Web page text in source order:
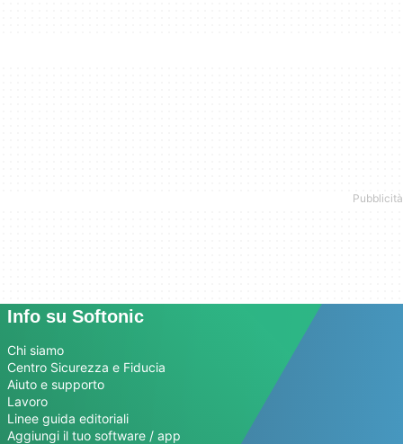
Info su Softonic
Chi siamo
Centro Sicurezza e Fiducia
Aiuto e supporto
Lavoro
Linee guida editoriali
Aggiungi il tuo software / app